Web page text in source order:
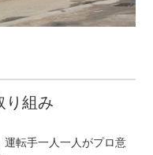
り組み
運転手一人一人がプロ意